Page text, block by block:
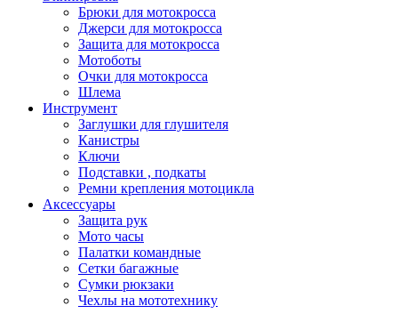
Брюки для мотокросса
Джерси для мотокросса
Защита для мотокросса
Мотоботы
Очки для мотокросса
Шлема
Инструмент
Заглушки для глушителя
Канистры
Ключи
Подставки , подкаты
Ремни крепления мотоцикла
Аксессуары
Защита рук
Мото часы
Палатки командные
Сетки багажные
Сумки рюкзаки
Чехлы на мототехнику